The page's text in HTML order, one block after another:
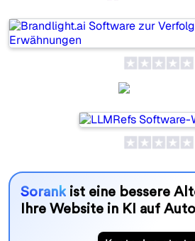
Sorankist eine bessere
Ihre Website in KI auf